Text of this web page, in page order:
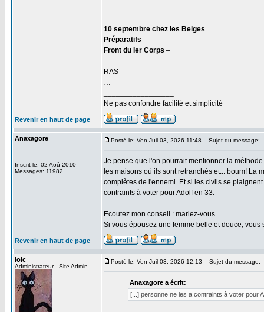
10 septembre chez les Belges
Préparatifs
Front du Ier Corps –
…
RAS
…
Ne pas confondre facilité et simplicité
Revenir en haut de page
Anaxagore
Inscrit le: 02 Aoû 2010
Messages: 11982
Posté le: Ven Juil 03, 2026 11:48 Sujet du message:
Je pense que l'on pourrait mentionner la
les maisons où ils sont retranchés et... boum! La
complètes de l'ennemi. Et si les civils se
contraints à voter pour Adolf en 33.
Ecoutez mon conseil : mariez-vous.
Si vous épousez une femme belle et douce,
Revenir en haut de page
loic
Administrateur - Site Admin
Posté le: Ven Juil 03, 2026 12:13 Sujet du message:
Anaxagore a écrit:
[...] personne ne les a contraints à voter pour